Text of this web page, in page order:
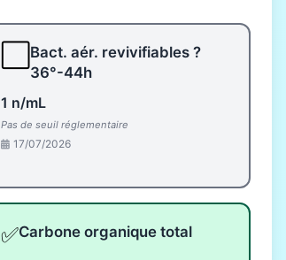
Bact. aér. revivifiables ?
36°-44h
1 n/mL
Pas de seuil réglementaire
17/07/2026
✅Carbone organique total